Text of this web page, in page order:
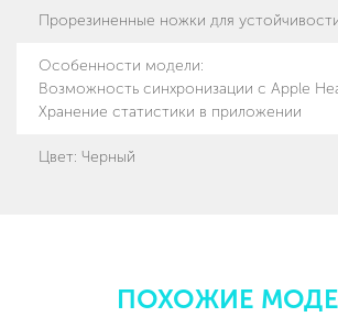
Прорезиненные ножки для
Особенности модели:
Возможность синхронизации с Apple
Хранение статистики в приложении
Цвет: Черный
ПОХОЖИЕ